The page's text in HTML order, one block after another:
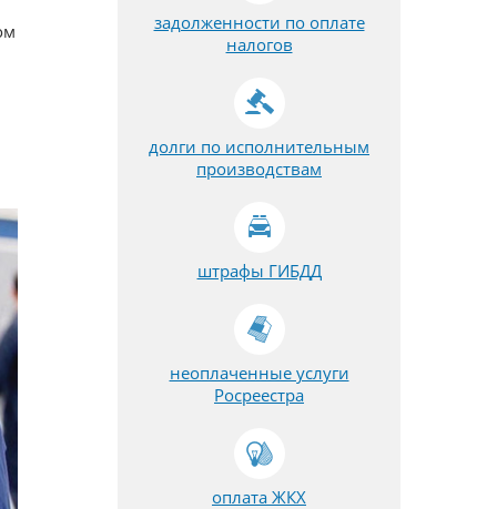
задолженности по оплате
налогов
долги по исполнительным
производствам
штрафы ГИБДД
неоплаченные услуги
Росреестра
оплата ЖКХ